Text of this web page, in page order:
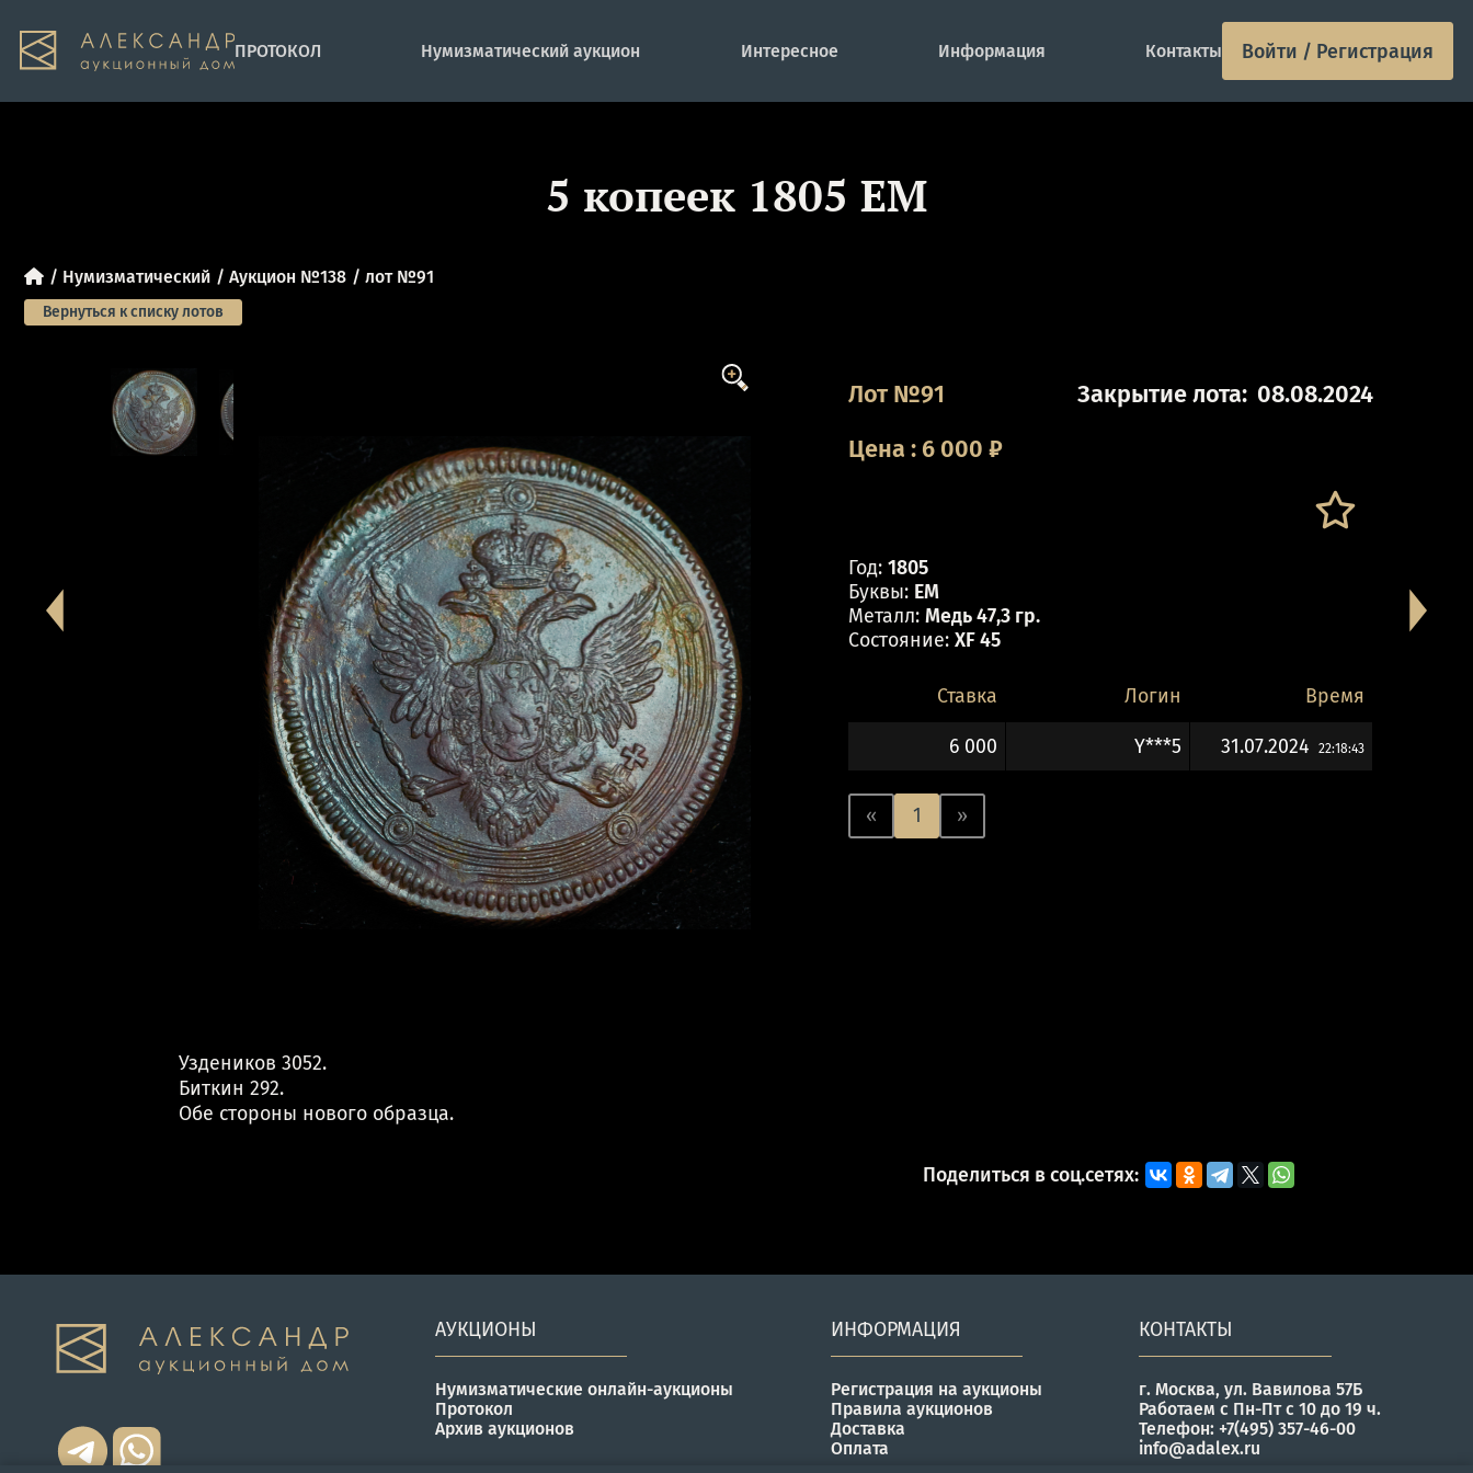
ПРОТОКОЛ Нумизматический аукцион Интересное Информация Контакты Войти / Регистрация
5 копеек 1805 ЕМ
Нумизматический Аукцион №138 лот №91
Вернуться к списку лотов
Лот №91 Закрытие лота: 08.08.2024
Цена: 6 000 ₽
Год: 1805
Буквы: ЕМ
Металл: Медь 47,3 гр.
Состояние: XF 45
Ставка Логин Время
6 000 Y***5 31.07.2024 22:18:43
« 1 »
Уздеников 3052.
Биткин 292.
Обе стороны нового образца.
Поделиться в соц.сетях:
АУКЦИОНЫ
Нумизматические онлайн-аукционы
Протокол
Архив аукционов
ИНФОРМАЦИЯ
Регистрация на аукционы
Правила аукционов
Доставка
Оплата
КОНТАКТЫ
г. Москва, ул. Вавилова 57Б
Работаем с Пн-Пт с 10 до 19 ч.
Телефон: +7(495) 357-46-00
info@adalex.ru